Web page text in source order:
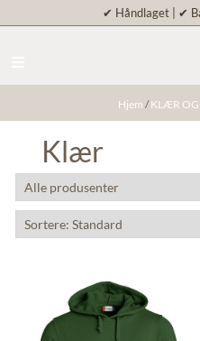
✔ Håndlaget | ✔
Hjem /KLÆR OG
Klær